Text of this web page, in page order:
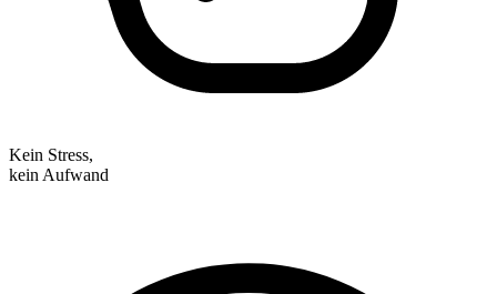
Kein Stress,
kein Aufwand